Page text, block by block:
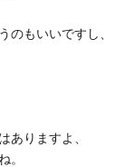
のもいいですし、
ありますよ、
。